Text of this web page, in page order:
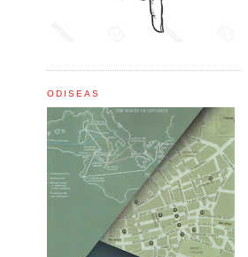
ODISEAS